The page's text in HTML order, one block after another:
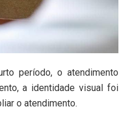
período, o atendimento
a identidade visual foi
o atendimento.